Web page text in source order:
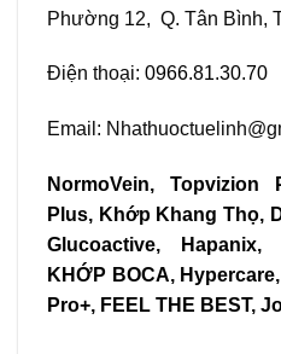
Phường 12, Q. Tân Bình,
Điện thoại: 0966.81.30.70
Email:
NormoVein, Topvizion
Plus, Khớp Khang Thọ,
Glucoactive, Hapanix,
KHỚP BOCA, Hypercare,
Pro+, FEEL THE BEST,